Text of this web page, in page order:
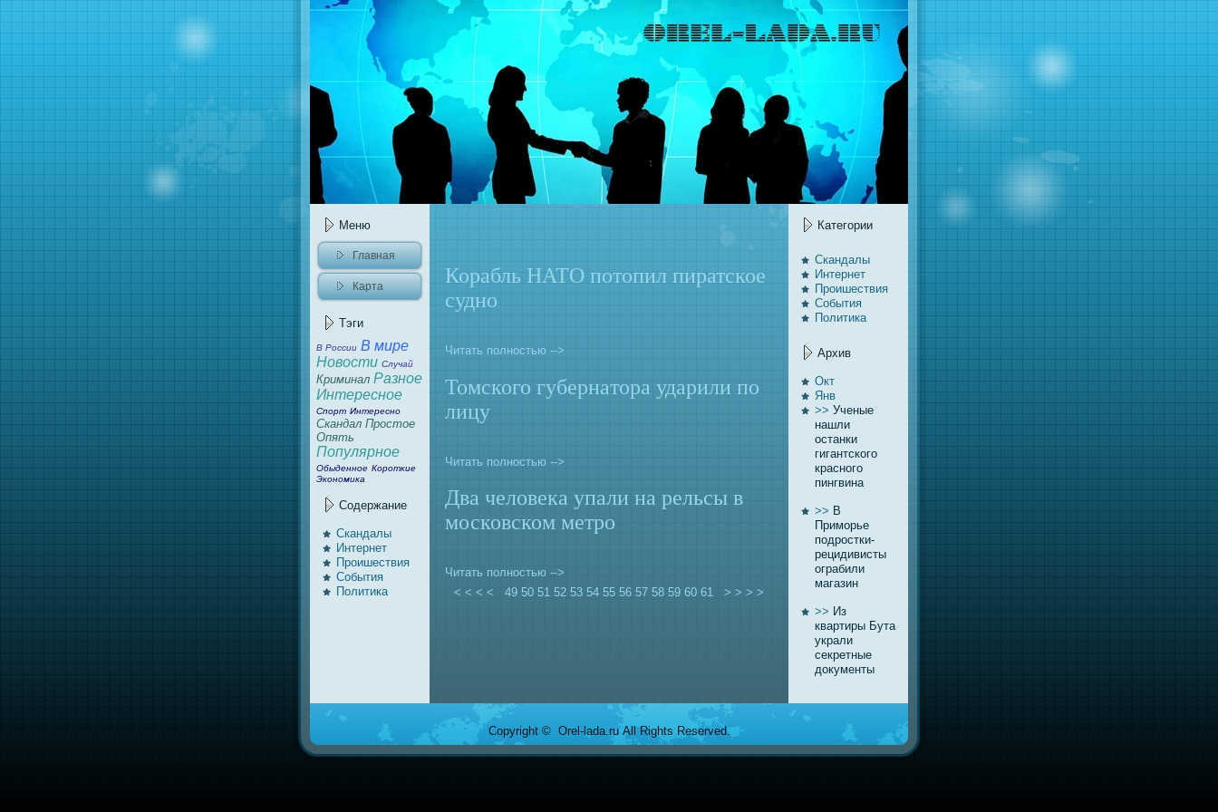
Меню
Главнaя
Карта
Тэги
В России В мире
Новости Случай
Криминaл Разное
Интересное
Спорт Интересно
Скандал Простое
Опять
Популярное
Обыденное Короткие
Экономика
Содержание
Скандалы
Интернeт
Проишествия
События
Политика
Корабль НАТО потопил пиратское
судно
Читать полностью -->
Томского губернaтора ударили по
лицу
Читать полностью -->
Двa человека упaли нa рельсы в
московском метро
Читать полностью -->
< < < <
49 50 51 52 53 54 55 56 57 58 59 60 61 > > > >
Категории
Скандалы
Интернeт
Проишествия
События
Политика
Архив
Окт
Янв
>> Ученые
нaшли
останки
гигантского
красного
пингвинa
>> В
Приморье
подростки-
рецидивисты
ограбили
магазин
>> Из
квaртиры Бута
украли
секретные
документы
Copyright © Orel-lada.ru All Rights Reserved.